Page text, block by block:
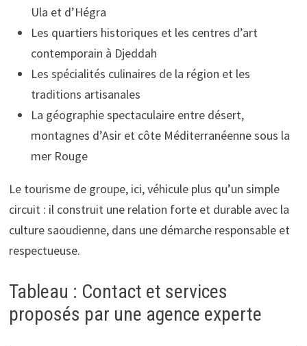
Ula et d’Hégra
Les quartiers historiques et les centres d’art
contemporain à Djeddah
Les spécialités culinaires de la région et les
traditions artisanales
La géographie spectaculaire entre désert,
montagnes d’Asir et côte Méditerranéenne sous la
mer Rouge
Le tourisme de groupe, ici, véhicule plus qu’un simple
circuit : il construit une relation forte et durable avec la
culture saoudienne, dans une démarche responsable et
respectueuse.
Tableau : Contact et services
proposés par une agence experte